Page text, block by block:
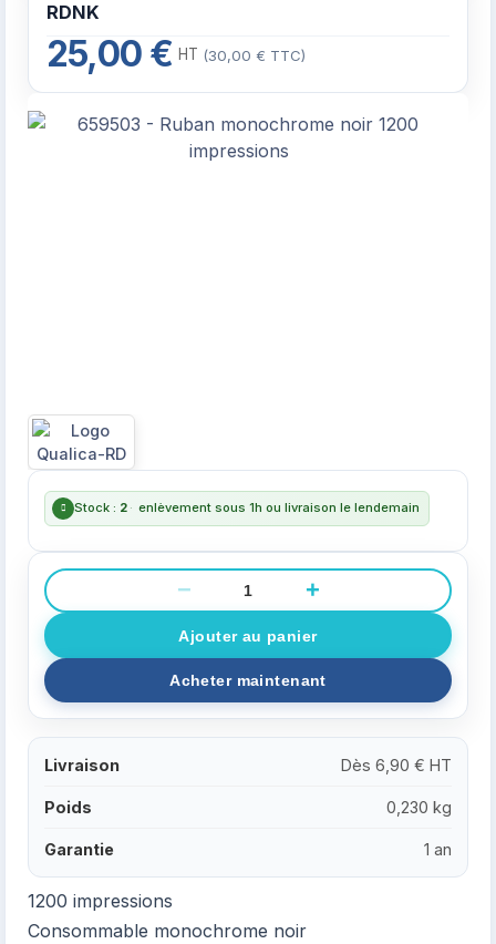
RDNK
25,00 € HT (30,00 € TTC)
Stock : 2 · enlèvement sous 1h ou livraison le lendemain
− +
Livraison Dès 6,90 € HT
Poids 0,230 kg
Garantie 1 an
1200 impressions
Consommable monochrome noir